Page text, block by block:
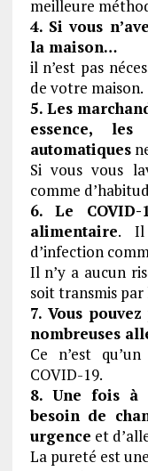
meilleure
4. Si vous
la maison…
il n’est pas
de votre maison.
5. Les
essence,
automatiques
Si vous vous
comme
6. Le
alimentaire. Il
d’infection
Il n’y a aucun
soit transmis par
7. Vous
nombreuses
Ce n’est
COVID-19.
8. Une fois à
besoin de
urgence et
La pureté est